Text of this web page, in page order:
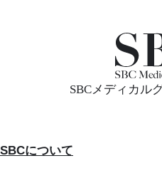
SBCメディカル
SBCについて